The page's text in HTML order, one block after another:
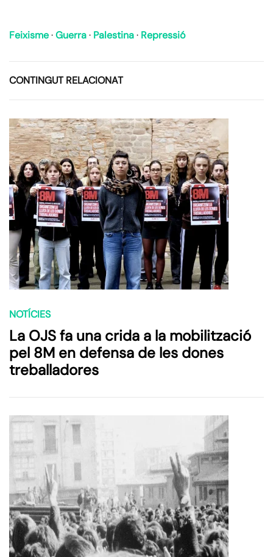
Feixisme·Guerra· Palestina· Repressió
CONTINGUT RELACIONAT
NOTÍCIES
La OJS fa una crida a la mobilització
pel 8M en defensa de les dones
treballadores